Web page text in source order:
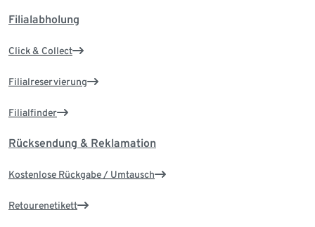
Filialabholung
Click & Collect
Filialreservierung
Filialfinder
Rücksendung & Reklamation
Kostenlose Rückgabe / Umtausch
Retourenetikett